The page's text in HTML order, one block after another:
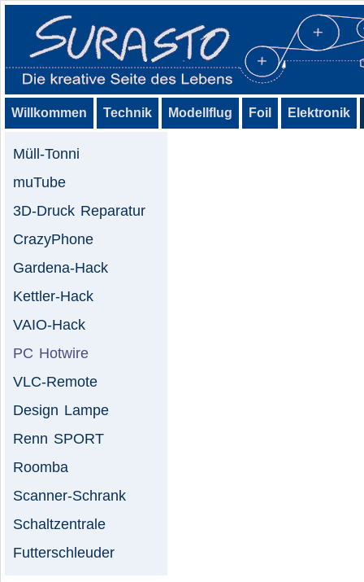
Willkommen Technik Modellflug Foil Elektronik
Müll-Tonni
muTube
3D-Druck Reparatur
CrazyPhone
Gardena-Hack
Kettler-Hack
VAIO-Hack
PC Hotwire
VLC-Remote
Design Lampe
Renn SPORT
Roomba
Scanner-Schrank
Schaltzentrale
Futterschleuder